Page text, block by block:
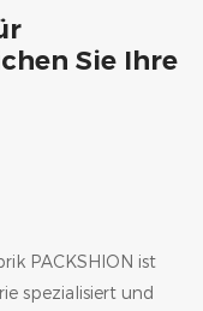
Sie Ihre
PACKSHION ist
spezialisiert und